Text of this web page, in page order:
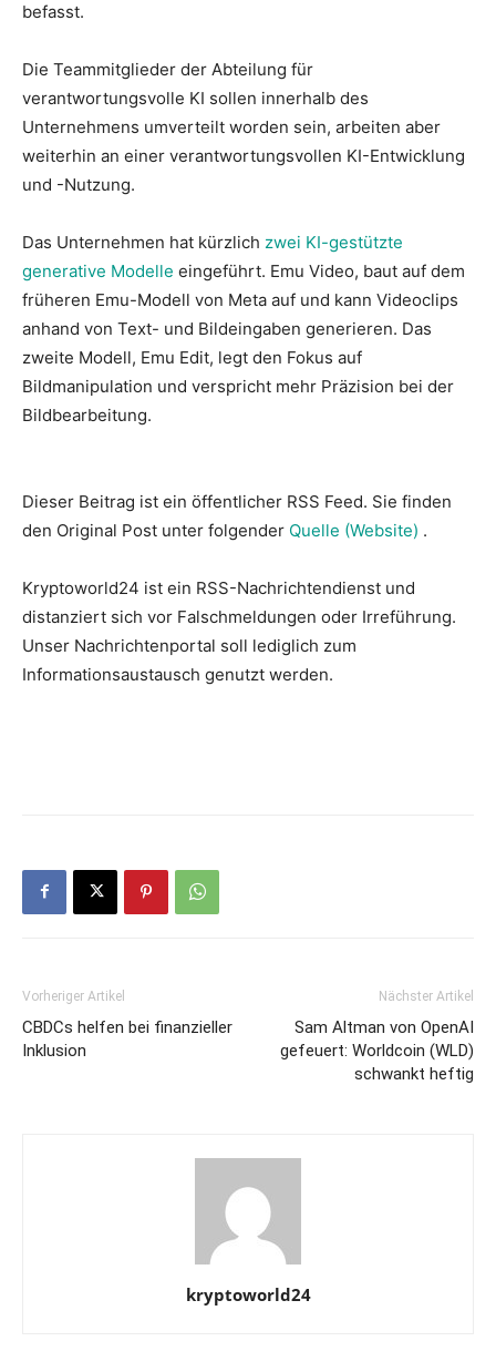
befasst.
Die Teammitglieder der Abteilung für
verantwortungsvolle KI sollen innerhalb des
Unternehmens umverteilt worden sein, arbeiten aber
weiterhin an einer verantwortungsvollen KI-Entwicklung
und -Nutzung.
Das Unternehmen hat kürzlich zwei KI-gestützte
generative Modelle eingeführt. Emu Video, baut auf dem
früheren Emu-Modell von Meta auf und kann Videoclips
anhand von Text- und Bildeingaben generieren. Das
zweite Modell, Emu Edit, legt den Fokus auf
Bildmanipulation und verspricht mehr Präzision bei der
Bildbearbeitung.
Dieser Beitrag ist ein öffentlicher RSS Feed. Sie finden
den Original Post unter folgender Quelle (Website) .
Kryptoworld24 ist ein RSS-Nachrichtendienst und
distanziert sich vor Falschmeldungen oder Irreführung.
Unser Nachrichtenportal soll lediglich zum
Informationsaustausch genutzt werden.
Vorheriger Artikel
CBDCs helfen bei finanzieller
Inklusion
Nächster Artikel
Sam Altman von OpenAI
gefeuert: Worldcoin (WLD)
schwankt heftig
kryptoworld24